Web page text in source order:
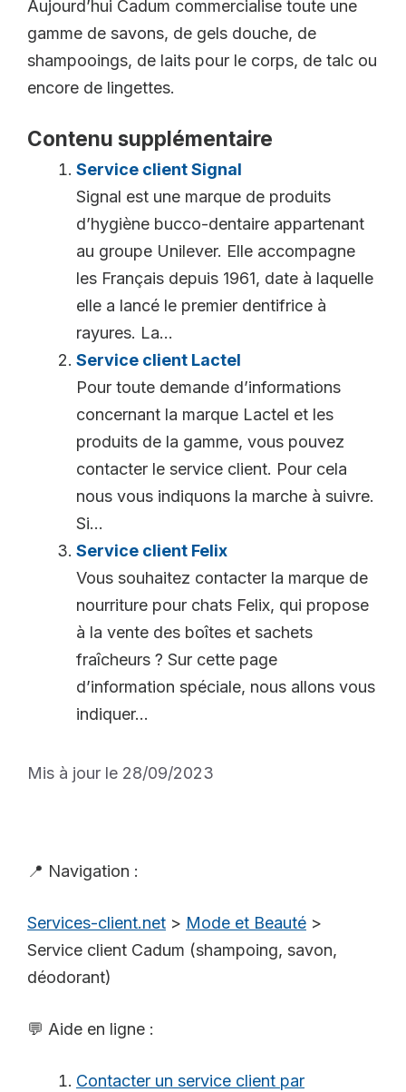
Aujourd’hui Cadum commercialise toute une
gamme de savons, de gels douche, de
shampooings, de laits pour le corps, de talc ou
encore de lingettes.
Contenu supplémentaire
Service client Signal
Signal est une marque de produits
d’hygiène bucco-dentaire appartenant
au groupe Unilever. Elle accompagne
les Français depuis 1961, date à laquelle
elle a lancé le premier dentifrice à
rayures. La...
Service client Lactel
Pour toute demande d’informations
concernant la marque Lactel et les
produits de la gamme, vous pouvez
contacter le service client. Pour cela
nous vous indiquons la marche à suivre.
Si...
Service client Felix
Vous souhaitez contacter la marque de
nourriture pour chats Felix, qui propose
à la vente des boîtes et sachets
fraîcheurs ? Sur cette page
d’information spéciale, nous allons vous
indiquer...
Mis à jour le 28/09/2023
📍 Navigation :
Services-client.net > Mode et Beauté >
Service client Cadum (shampoing, savon,
déodorant)
💬 Aide en ligne :
Contacter un service client par